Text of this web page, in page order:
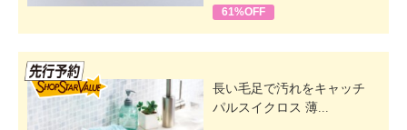
61%OFF
長い毛足で汚れをキャッチ
パルスイクロス 薄...